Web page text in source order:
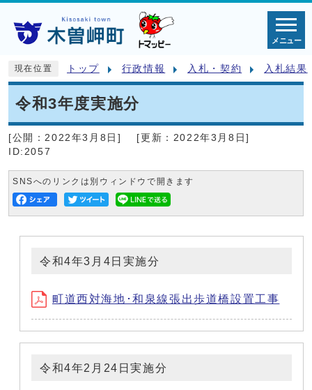
メニュー
現在位置 トップ 行政情報 入札・契約 入札結果
令和3年度実施分
[公開： 2022年3月8日 ] [更新： 2022年3月8日]
ID:2057
SNSへのリンクは別ウィンドウで開きます
令和4年3月4日実施分
町道西対海地･和泉線張出歩道橋設置工事
令和4年2月24日実施分